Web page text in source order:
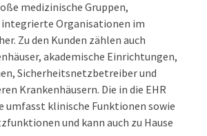
medizinische Gruppen,
integrierte Organisationen im
Zu den Kunden zählen auch
akademische Einrichtungen,
Sicherheitsnetzbetreiber und
Krankenhäusern. Die in die EHR
umfasst klinische Funktionen sowie
und kann auch zu Hause